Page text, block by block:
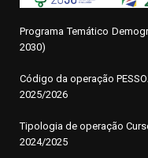
Programa Temático
2030)
Código da operação P
2025/2026
Tipologia de operação
2024/2025